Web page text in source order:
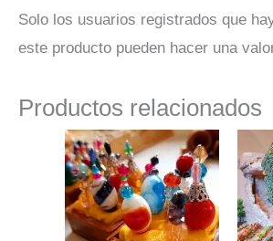
Solo los usuarios registrados que
este producto pueden hacer una
Productos relacionados